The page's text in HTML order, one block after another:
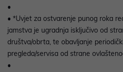
•
• *Uvjet za ostvarenje punog roka
jamstva je ugradnja isključivo od
društva/obrta, te obavljanje
pregleda/servisa od strane
•